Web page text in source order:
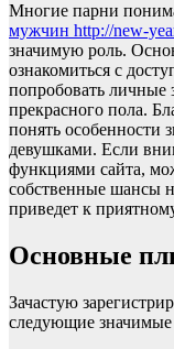
Многие парни
мужчин http://new-
значимую роль.
ознакомиться с
попробовать личные
прекрасного пола.
понять особенности
девушками. Если
функциями сайта,
собственные шансы
приведет к
Основные
Зачастую
следующие